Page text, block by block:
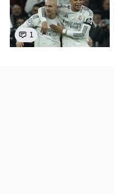
1